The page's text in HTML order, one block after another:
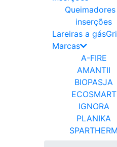
inserções
Lareiras a gás
Marcas
A-FIRE
AMANTII
BIOPASJA
ECOSMART
IGNORA
PLANIKA
SPARTHERM